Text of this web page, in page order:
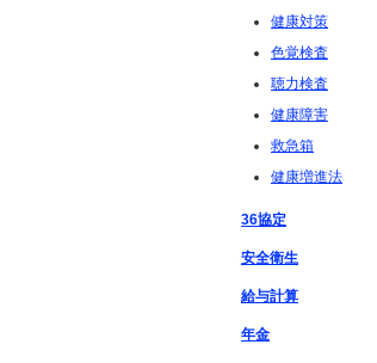
健康対策
色覚検査
聴力検査
健康障害
救急箱
健康増進法
36協定
安全衛生
給与計算
年金